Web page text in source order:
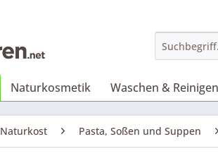
Naturkosmetik Waschen & Reinigen
Naturkost Pasta, Soßen und Suppen